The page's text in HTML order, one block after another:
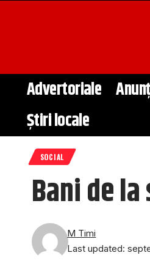
Advertoriale
Știri locale
SOCIAL
Bani de
Last updated:
M Timi